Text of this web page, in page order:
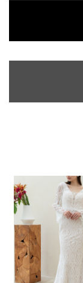
けるよう当社が
となります。
2. 本契約の内容
レンタル商品と
グ、タキシード
第3条 お申込み
1. レンタル期間
3泊4日となりま
ってください。
別途延滞料金な
※長期レンタル
い。